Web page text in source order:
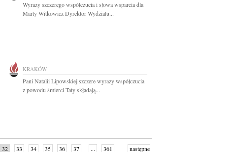
Wyrazy szczerego współczucia i słowa wsparcia dla
Marty Witkowicz Dyrektor Wydziału...
KRAKÓW
Pani Natalii Lipowskiej szczere wyrazy współczucia
z powodu śmierci Taty składają...
32 33 34 35 36 37 ... 361 następne